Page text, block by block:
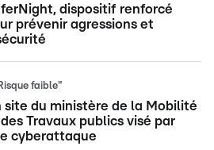
dispositif renforcé
prévenir agressions et
faible"
site du ministère de la Mobilité
Travaux publics visé par
cyberattaque